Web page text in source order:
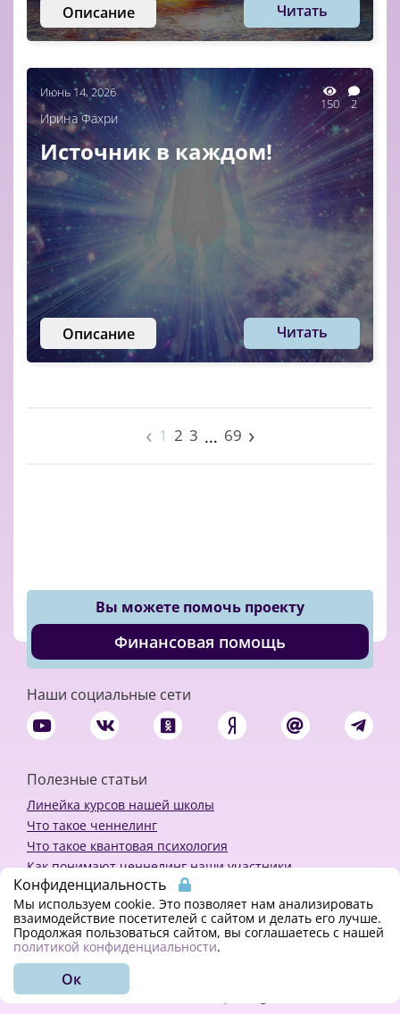
Описание Читать
Июнь 14, 2026
150 2
Ирина Фахри
Источник в каждом!
Описание Читать
‹ 1 2 3 ... 69 ›
Вы можете помочь проекту
Финансовая помощь
Наши социальные сети
Полезные статьи
Линейка курсов нашей школы
Что такое ченнелинг
Что такое квантовая психология
Как понимают ченнелинг наши участники
Политика конфиденциальности
Закажи ченнелинг
© 2018 - 2023 Kvreal2018 | All rights reserved.
Конфиденциальность
Мы используем cookie. Это позволяет нам анализировать
взаимодействие посетителей с сайтом и делать его лучше.
Продолжая пользоваться сайтом, вы соглашаетесь с нашей
политикой конфиденциальности.
Ок